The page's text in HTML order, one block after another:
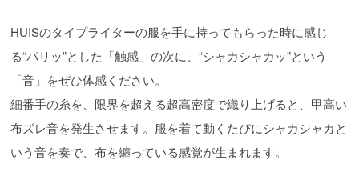
HUISのタイプライターの服を手に持ってもらった時に感じ
る“パリッ”とした「触感」の次に、“シャカシャカッ”という
「音」をぜひ体感ください。
細番手の糸を、限界を超える超高密度で織り上げると、甲高い
布ズレ音を発生させます。服を着て動くたびにシャカシャカと
いう音を奏で、布を纏っている感覚が生まれます。